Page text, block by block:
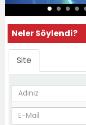
Neler Söylendi?
Site